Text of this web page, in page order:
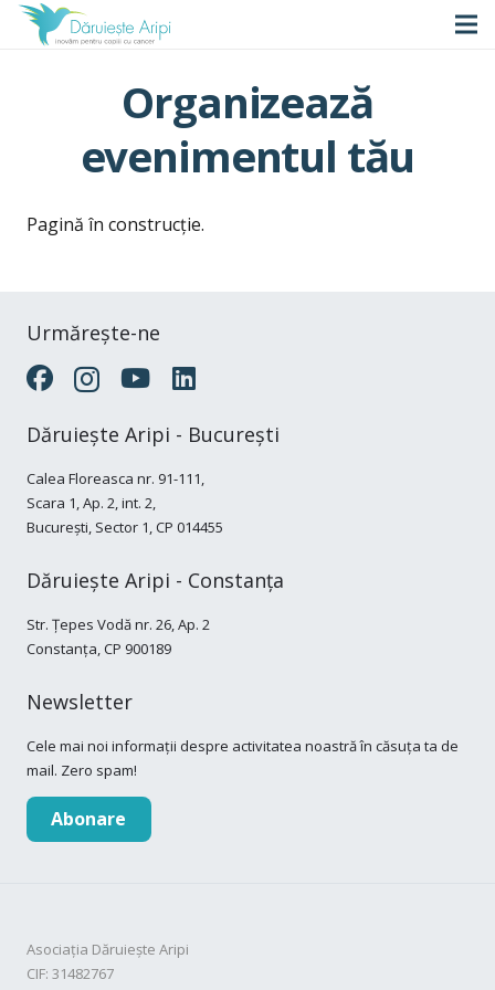
Organizează
evenimentul tău
Pagină în construcție.
Urmărește-ne
Dăruiește Aripi - București
Calea Floreasca nr. 91-111,
Scara 1, Ap. 2, int. 2,
București, Sector 1, CP 014455
Dăruiește Aripi - Constanța
Str. Țepes Vodă nr. 26, Ap. 2
Constanța, CP 900189
Newsletter
Cele mai noi informații despre activitatea noastră în căsuța ta de
mail. Zero spam!
Abonare
Asociația Dăruiește Aripi
CIF: 31482767